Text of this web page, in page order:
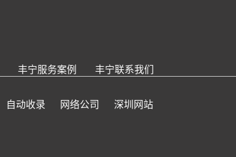
丰宁服务案例 丰宁联系我们
自动收录 网络公司
深圳网站